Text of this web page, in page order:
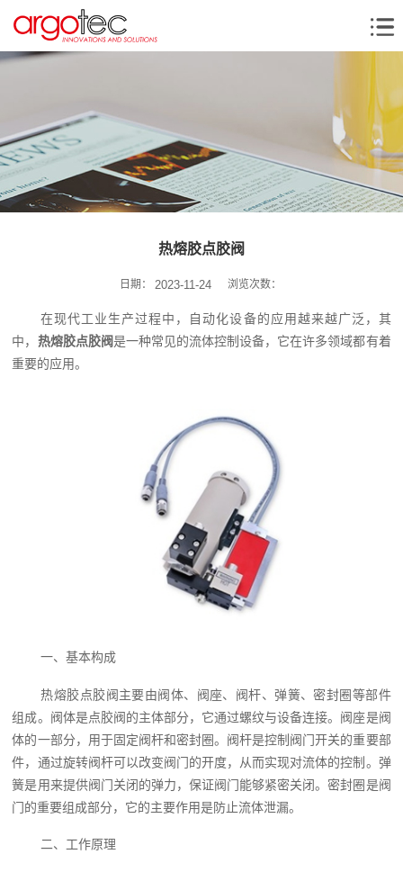
热熔胶点胶阀
日期： 2023-11-24 浏览次数：
在现代工业生产过程中，自动化设备的应用越来越广泛，其
中， 热熔胶点胶阀是一种常见的流体控制设备，它在许多领域都有着
重要的应用。
一、基本构成
热熔胶点胶阀主要由阀体、阀座、阀杆、弹簧、密封圈等部件
组成。阀体是点胶阀的主体部分，它通过螺纹与设备连接。阀座是阀
体的一部分，用于固定阀杆和密封圈。阀杆是控制阀门开关的重要部
件，通过旋转阀杆可以改变阀门的开度，从而实现对流体的控制。弹
簧是用来提供阀门关闭的弹力，保证阀门能够紧密关闭。密封圈是阀
门的重要组成部分，它的主要作用是防止流体泄漏。
二、工作原理